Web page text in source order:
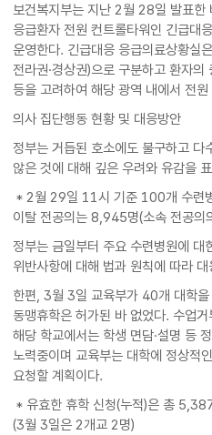
보건복지부는 지난 2월 28일 발표한
응급환자 전원 컨트롤타워인 긴급대
운영한다. 긴급대응 응급의료상황실
전라권·경상권)으로 구분하고 환자
등을 고려하여 해당 광역 내에서 전
의사 집단행동 현황 및 대응방안
정부는 거듭된 호소에도 불구하고 다
않은 것에 대해 깊은 우려와 유감을
* 2월 29일 11시 기준 100개 수련
이탈 전공의는 8,945명(소속 전공
정부는 금일부터 주요 수련병원에 대
위반사항에 대해 법과 원칙에 따라
한편, 3월 3일 교육부가 40개 대학
동맹휴학은 허가된 바 없었다. 수업
해당 학교에서는 학생 면담·설명 등
노력중이며 교육부는 대학에 정상적
요청할 계획이다.
* 유효한 휴학 신청(누적)은 총
(3월 3일은 2개교 2명)